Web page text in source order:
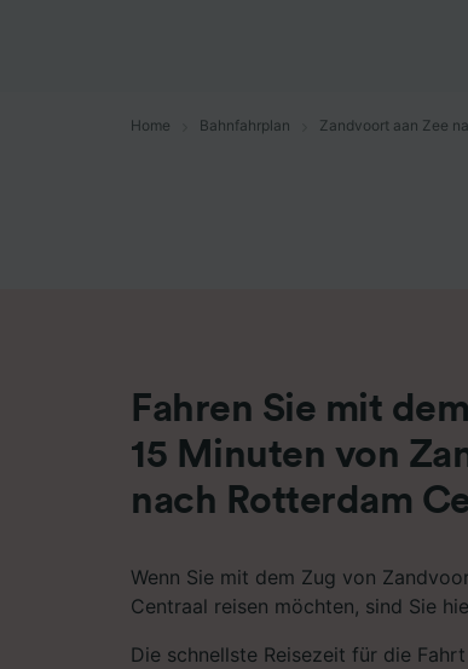
Home Bahnfahrplan Zandvoort aan Zee
Fahren Sie mit
15 Minuten von
nach Rotterdam
Wenn Sie mit dem Zug von
Centraal reisen möchten, sind Sie
Die schnellste Reisezeit für die